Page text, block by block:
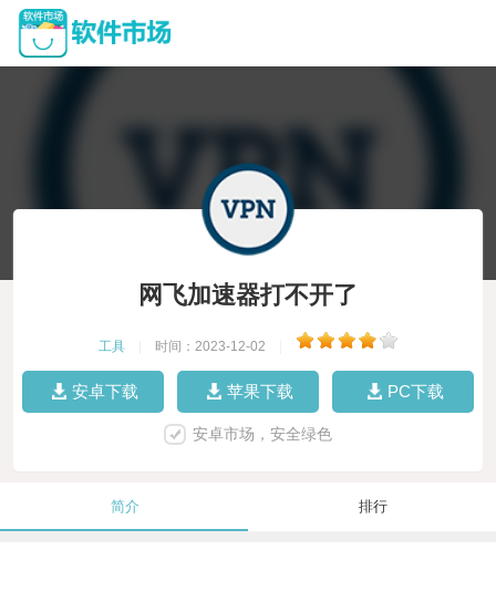
网飞加速器打不开了
工具 时间：2023-12-02
安卓下载 苹果下载 PC下载
安卓市场，安全绿色
简介 排行